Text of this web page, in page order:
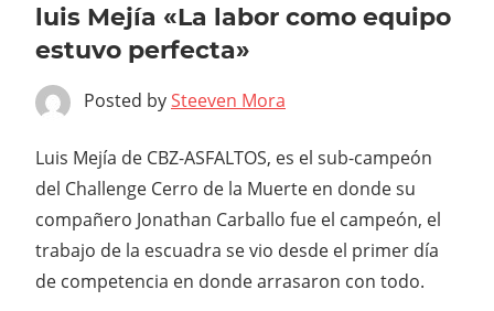
luis Mejía «La labor como equipo
estuvo perfecta»
Posted bySteeven Mora
Luis Mejía de CBZ-ASFALTOS, es el sub-campeón
del Challenge Cerro de la Muerte en donde su
compañero Jonathan Carballo fue el campeón, el
trabajo de la escuadra se vio desde el primer día
de competencia en donde arrasaron con todo.